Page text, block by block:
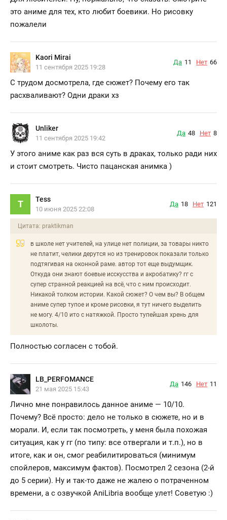
это аниме для тех, кто любит боевики. Но рисовку
пожалели
Kaori Mirai
11 сентября 2025 19:28
Да 11 Нет 66
С трудом досмотрела, где сюжет? Почему его так
расхваливают? Одни драки хз
Unliker
11 сентября 2025 19:42
Да 48 Нет 8
У этого аниме как раз вся суть в драках, только ради них
и стоит смотреть. Чисто пацанская анимка )
T Tess
10 июня 2025 22:08
Да 18 Нет 121
Цитата: praktikman
в школе нет учителей, на улице нет полиции, за товары никто
не платит, челики дерутся но из тренировок показали только
подтягивая на оконной раме. автор тот еще выдумщик.
Откуда они знают боевые исскусства и акробатику? гг с
супер странной реакцией на всё, что с ним происходит.
Никакой толком истории. Какой сюжет? О чем вы? В общем
аниме супер тупое и кроме рисовки, я тут ничего выделить
не могу. 4/10 ито с натяжкой. Просто тупейшая хрень для
школоты.
Полностью согласен с тобой.
LB_PERFOMANCE
21 мая 2025 15:43
Да 146 Нет 11
Лично мне понравилось данное аниме — 10/10.
Почему? Всё просто: дело не только в сюжете, но и в
морали. И, если так посмотреть, у меня была похожая
ситуация, как у гг (по типу: все отвергали и т.п.), но в
итоге, как и он, смог реабилитироваться (минимум
спойлеров, максимум фактов). Посмотрел 2 сезона (2-й
до 5 серии). Ну и так-то даже не жалею о потраченном
времени, а с озвучкой AniLibria вообще улет! Советую :)